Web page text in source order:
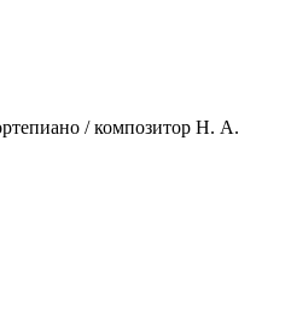
/ композитор Н. А.